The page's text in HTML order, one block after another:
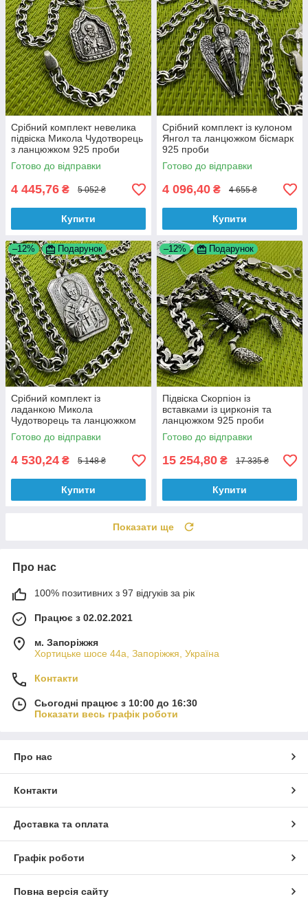
Срібний комплект невелика
підвіска Микола Чудотворець
з ланцюжком 925 проби
Готово до відправки
4 445,76 ₴ 5 052 ₴
Купити
Срібний комплект із кулоном
Янгол та ланцюжком бісмарк
925 проби
Готово до відправки
4 096,40 ₴ 4 655 ₴
Купити
–12% Подарунок
Срібний комплект із
ладанкою Микола
Чудотворець та ланцюжком
бісмарк 925 проби
Готово до відправки
4 530,24 ₴ 5 148 ₴
Купити
–12% Подарунок
Підвіска Скорпіон із
вставками із цирконія та
ланцюжком 925 проби
комплект
Готово до відправки
15 254,80 ₴ 17 335 ₴
Купити
Показати ще
Про нас
100% позитивних з 97 відгуків за рік
Працює з 02.02.2021
м. Запоріжжя
Хортицьке шосе 44а, Запоріжжя, Україна
Контакти
Сьогодні працює з 10:00 до 16:30
Показати весь графік роботи
Про нас
Контакти
Доставка та оплата
Графік роботи
Повна версія сайту